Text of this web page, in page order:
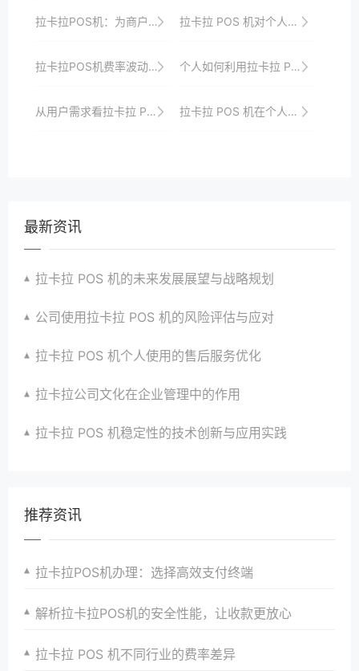
拉卡拉POS机：为商户提供全方位的支付安全保障 拉卡拉 POS 机对个人创业和公司发展的支付支持比较
拉卡拉POS机费率波动对市场的影响及应对策略 个人如何利用拉卡拉 POS 机增加收入
从用户需求看拉卡拉 POS 机的发展 拉卡拉 POS 机在个人信用提升方面的作用
最新资讯
拉卡拉 POS 机的未来发展展望与战略规划
公司使用拉卡拉 POS 机的风险评估与应对
拉卡拉 POS 机个人使用的售后服务优化
拉卡拉公司文化在企业管理中的作用
拉卡拉 POS 机稳定性的技术创新与应用实践
推荐资讯
拉卡拉POS机办理：选择高效支付终端
解析拉卡拉POS机的安全性能，让收款更放心
拉卡拉 POS 机不同行业的费率差异